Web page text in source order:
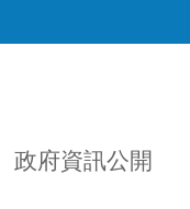
政府資訊公開